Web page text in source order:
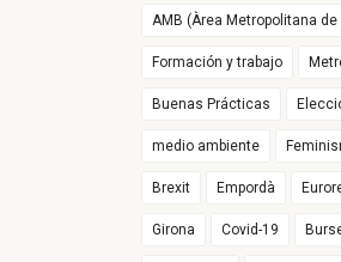
AMB (Àrea Metropolitana
Formación y trabajo
Buenas Prácticas
medio ambiente
Brexit Empordà
Girona Covid-19